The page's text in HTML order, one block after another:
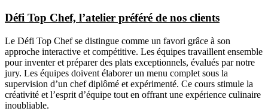
Défi Top Chef, l’atelier préféré de nos clients
Le Défi Top Chef se distingue comme un favori grâce à son
approche interactive et compétitive. Les équipes travaillent ensemble
pour inventer et préparer des plats exceptionnels, évalués par notre
jury. Les équipes doivent élaborer un menu complet sous la
supervision d’un chef diplômé et expérimenté. Ce cours stimule la
créativité et l’esprit d’équipe tout en offrant une expérience culinaire
inoubliable.